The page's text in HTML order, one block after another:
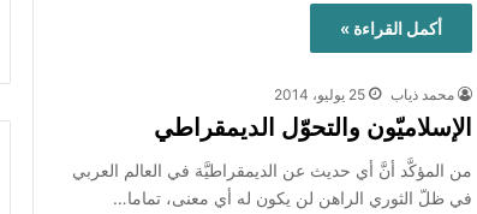
أكمل القراءة »
محمد ذياب 25 يوليو، 2014
الإسلاميّون والتحوّل الديمقراطي
من المؤكَّد أنَّ أي حديث عن الديمقراطيَّة في العالم العربي
في ظلّ الثوري الراهن لن يكون له أي معنى، تماما…